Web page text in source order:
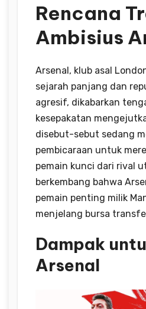
Rencana
Ambisius
Arsenal, klub asal
sejarah panjang dan
agresif, dikabarkan
kesepakatan
disebut-sebut sedang
pembicaraan untuk
pemain kunci dari rival
berkembang bahwa
pemain penting milik
menjelang bursa
Dampak
Arsenal